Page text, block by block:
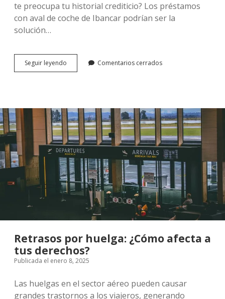
te preocupa tu historial crediticio? Los préstamos
con aval de coche de Ibancar podrían ser la
solución…
Seguir leyendo Préstamos
con
y
Asnef:
¿Es
Posible
Obtener
Dinero?
Comentarios cerrados
Retrasos por huelga: ¿Cómo afecta a
tus derechos?
Publicada el enero 8, 2025
Las huelgas en el sector aéreo pueden causar
grandes trastornos a los viajeros, generando